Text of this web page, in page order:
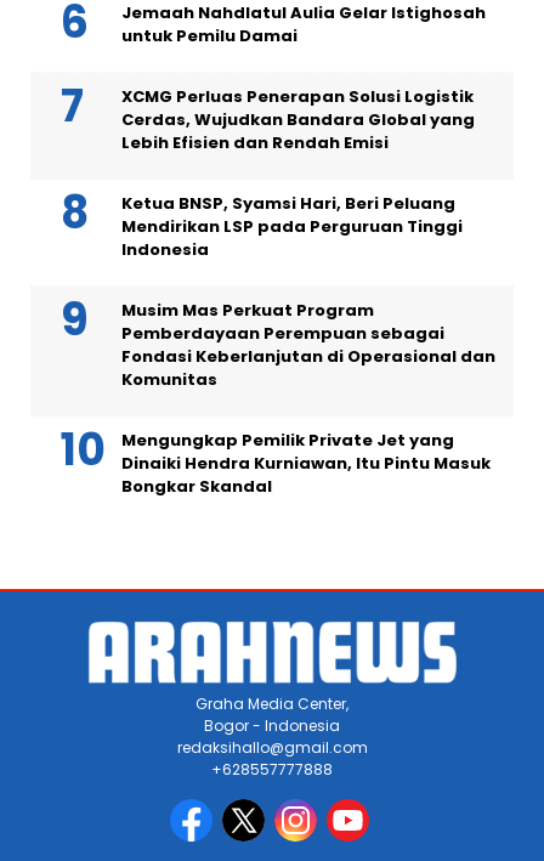
Jemaah Nahdlatul Aulia Gelar Istighosah
untuk Pemilu Damai
XCMG Perluas Penerapan Solusi Logistik
Cerdas, Wujudkan Bandara Global yang
Lebih Efisien dan Rendah Emisi
Ketua BNSP, Syamsi Hari, Beri Peluang
Mendirikan LSP pada Perguruan Tinggi
Indonesia
Musim Mas Perkuat Program
Pemberdayaan Perempuan sebagai
Fondasi Keberlanjutan di Operasional dan
Komunitas
Mengungkap Pemilik Private Jet yang
Dinaiki Hendra Kurniawan, Itu Pintu Masuk
Bongkar Skandal
Graha Media Center,
Bogor - Indonesia
redaksihallo@gmail.com
+628557777888